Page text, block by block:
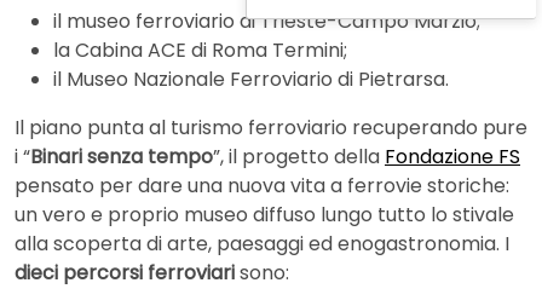
il museo ferroviario di Trieste-Campo Marzio;
la Cabina ACE di Roma Termini;
il Museo Nazionale Ferroviario di Pietrarsa.
Il piano punta al turismo ferroviario recuperando pure
i “Binari senza tempo”, il progetto della Fondazione FS
pensato per dare una nuova vita a ferrovie storiche:
un vero e proprio museo diffuso lungo tutto lo stivale
alla scoperta di arte, paesaggi ed enogastronomia. I
dieci percorsi ferroviarisono: